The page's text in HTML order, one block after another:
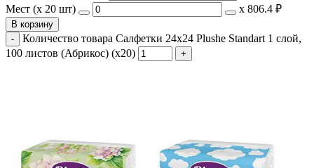
Мест (x 20 шт)
х 806.4 ₽
В корзину
Количество товара Салфетки 24х24 Plushe Standart 1 слой,
100 листов (Абрикос) (х20)